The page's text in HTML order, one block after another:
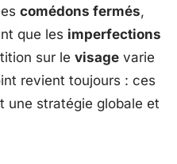
comédons fermés,
que les imperfections
sur le visage varie
revient toujours : ces
une stratégie globale et